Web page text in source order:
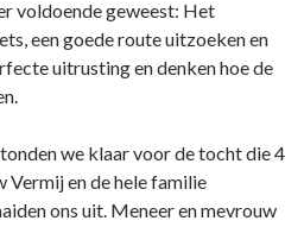
voldoende geweest: Het
een goede route uitzoeken en
uitrusting en denken hoe de
we klaar voor de tocht die 4
Vermij en de hele familie
ons uit. Meneer en mevrouw